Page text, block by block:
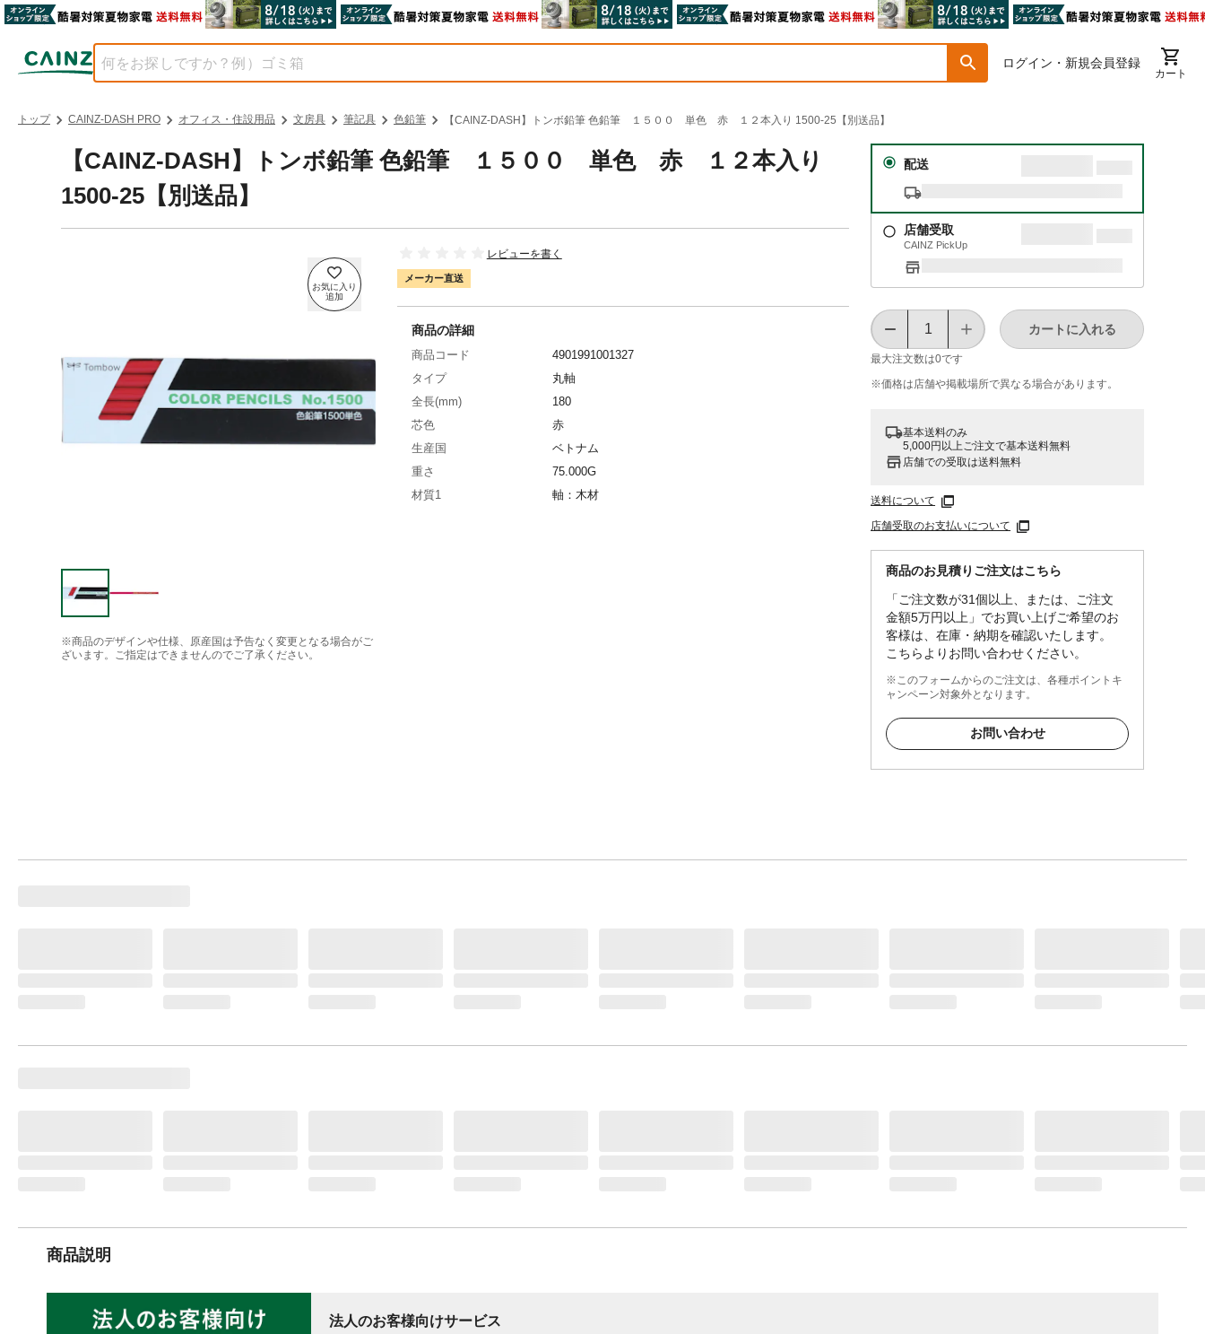
ログイン・新規会員登録
カート
トップ CAINZ-DASH PRO オフィス・住設用品 文房具 筆記具 色鉛筆 【CAINZ-DASH】トンボ鉛筆 色鉛筆 １５００ 単色 赤 １２本入り 1500-25【別送品】
【CAINZ-DASH】トンボ鉛筆 色鉛筆 １５００ 単色 赤 １２本入り
1500-25【別送品】
※商品のデザインや仕様、原産国は予告なく変更となる場合がご
ざいます。ご指定はできませんのでご了承ください。
レビューを書く
メーカー直送
配送
店舗受取
CAINZ PickUp
最大注文数は0です
カートに入れる
※価格は​店舗や​掲載場所で​異なる​場合が​あります。
基本送料のみ
5,000円以上ご注文で基本送料無料
店舗での受取は送料無料
送料について
店舗受取のお支払いについて
商品のお見積りご注文はこちら
「ご注文数が31個以上、または、ご注文
金額5万円以上」でお買い上げご希望のお
客様は、在庫・納期を確認いたします。
こちらよりお問い合わせください。
※このフォームからのご注文は、各種ポイントキ
ャンペーン対象外となります。
お問い合わせ
商品の詳細
商品コード
4901991001327
タイプ
丸軸
全長(mm)
180
芯色
赤
生産国
ベトナム
重さ
75.000G
材質1
軸：木材
商品説明
法人のお客様向けサービス